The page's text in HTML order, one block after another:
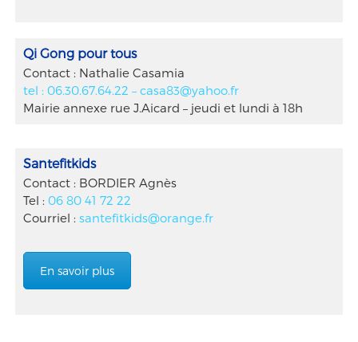
Qi Gong pour tous
Contact : Nathalie Casamia
tel : 06.30.67.64.22 – casa83@yahoo.fr
Mairie annexe rue J.Aicard – jeudi et lundi à 18h
Santefitkids
Contact : BORDIER Agnès
Tel : 06 80 41 72 22
Courriel : santefitkids@orange.fr
En savoir plus